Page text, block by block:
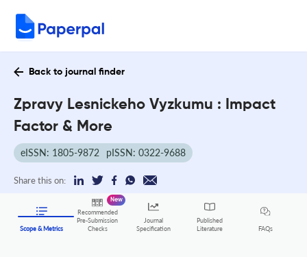
Back to journal finder
Zpravy Lesnickeho Vyzkumu : Impact
Factor & More
eISSN: 1805-9872 pISSN: 0322-9688
Share this on:
Scope & Metrics
Recommended
Pre-Submission
Checks
New
Journal
Specification
Published
Literature
FAQs